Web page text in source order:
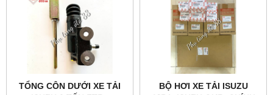
TỔNG CÔN DƯỚI XE TẢI
BỘ HƠI XE TẢI ISUZU